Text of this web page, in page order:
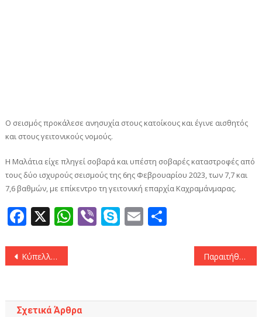
Ο σεισμός προκάλεσε ανησυχία στους κατοίκους και έγινε αισθητός
και στους γειτονικούς νομούς.
H Μαλάτια είχε πληγεί σοβαρά και υπέστη σοβαρές καταστροφές από
τους δύο ισχυρούς σεισμούς της 6ης Φεβρουαρίου 2023, των 7,7 και
7,6 βαθμών, με επίκεντρο τη γειτονική επαρχία Καχραμάνμαρας.
Facebook
X WhatsApp
ViberSkype
Email
Πλοήγηση
Κύπελλο Ελλάδας: Η ΕΟΚ ακύρωσε 15 εισιτήρια για εμπλοκή σε οπαδική βία Παραιτήθηκε από βουλευτής ο Μιλτιάδης Βαρβιτσιώτης
Σχετικά Άρθρα